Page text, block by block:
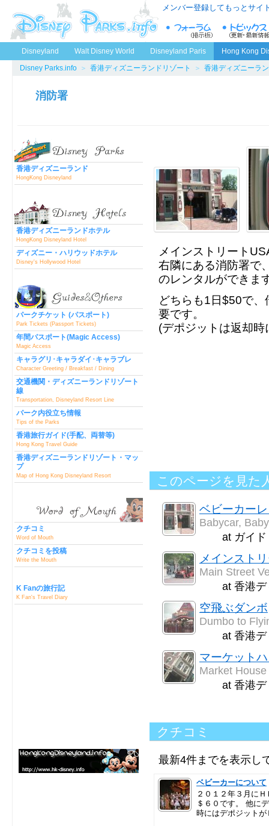
メンバー登録してもっとサイ
Disneyland Walt Disney World Disneyland Paris
Hong Kong
Disney Parks.info ＞ 香港ディズニーランドリゾート ＞ 香港ディズニーラ
消防署
香港ディズニーランド
HongKong Disneyland
香港ディズニーランドホテル
HongKong Disneyland Hotel
ディズニー・ハリウッドホテル
Disney's Hollywood Hotel
パークチケット (パスポート)
Park Tickets (Passport Tickets)
年間パスポート(Magic Access)
Magic Access
キャラグリ･キャラダイ･キャラブレ
Character Greeting / Breakfast / Dining
交通機関・ディズニーランドリゾート
線
Transportation, Disneyland Resort Line
パーク内役立ち情報
Tips of the Parks
香港旅行ガイド(手配、両替等)
Hong Kong Travel Guide
香港ディズニーランドリゾート・マッ
プ
Map of Hong Kong Disneyland Resort
クチコミ
Word of Mouth
クチコミを投稿
Write the Mouth
K Fanの旅行記
K Fan's Travel Diary
メインストリート
右隣にある消防署で
のレンタルができま
どちらも1日$50で
要です。
(デポジットは返却
このページを見た
ベビーカー
Babycar,
at ガイ
メインスト
Main Street
at 香港
空飛ぶダンボ
Dumbo to
at 香港
マーケット
Market
at 香港
クチコミ
最新4件までを表示し
ベビーカーについて
２０１２年３月に
＄６０です。 他に
時にはデポジット